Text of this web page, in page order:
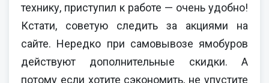
технику, приступил к работе — очень удобно!
Кстати, советую следить за акциями на
сайте. Нередко при самовывозе ямобуров
действуют дополнительные скидки. А
потому если хотите сэкономить, не упустите